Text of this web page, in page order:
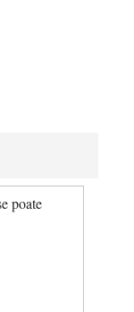
poate